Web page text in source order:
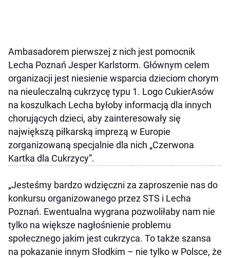
Ambasadorem pierwszej z nich jest pomocnik
Lecha Poznań Jesper Karlstorm. Głównym celem
organizacji jest niesienie wsparcia dzieciom chorym
na nieuleczalną cukrzycę typu 1. Logo CukierAsów
na koszulkach Lecha byłoby informacją dla innych
chorujących dzieci, aby zainteresowały się
największą piłkarską imprezą w Europie
zorganizowaną specjalnie dla nich „Czerwona
Kartka dla Cukrzycy”.
„Jesteśmy bardzo wdzięczni za zaproszenie nas do
konkursu organizowanego przez STS i Lecha
Poznań. Ewentualna wygrana pozwoliłaby nam nie
tylko na większe nagłośnienie problemu
społecznego jakim jest cukrzyca. To także szansa
na pokazanie innym Słodkim – nie tylko w Polsce, że